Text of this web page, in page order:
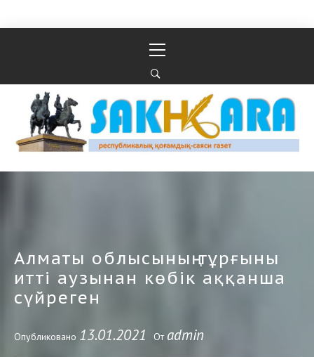
Перейти к содержимому
меню
Республикалық қоғамдық-саяси газеті
Алматы облысының тұрғыны
итті аузынан көбік аққанша
сүйреген
Опубликовано 13.01.2021 От admin